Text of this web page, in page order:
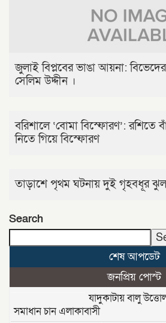
জুলাই বিপ্লবের ভাঙা আয়না:
সেলিম উদ্দীন ।
বরিশালে ‘বোমা বিস্ফোরণ’: রশিতে
নিতে গিয়ে বিস্ফোরণ
তাড়াশে পৃথম ঘটনায় দুই গৃহবধূর
Search
শেষ আপডেট
জনপ্রিয় পোস্ট
যাদুকাটায় বালু
সমাধান চান এলাকাবাসী